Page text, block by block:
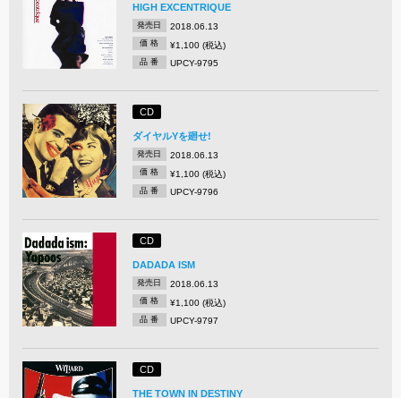
HIGH EXCENTRIQUE
発売日 2018.06.13
価 格 ¥1,100 (税込)
品 番 UPCY-9795
CD
ダイヤルYを廻せ!
発売日 2018.06.13
価 格 ¥1,100 (税込)
品 番 UPCY-9796
CD
DADADA ISM
発売日 2018.06.13
価 格 ¥1,100 (税込)
品 番 UPCY-9797
CD
THE TOWN IN DESTINY